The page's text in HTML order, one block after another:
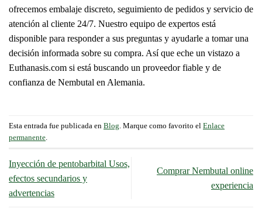
ofrecemos embalaje discreto, seguimiento de pedidos y servicio de
atención al cliente 24/7. Nuestro equipo de expertos está
disponible para responder a sus preguntas y ayudarle a tomar una
decisión informada sobre su compra. Así que eche un vistazo a
Euthanasis.com si está buscando un proveedor fiable y de
confianza de Nembutal en Alemania.
Esta entrada fue publicada en Blog . Marque como favorito el Enlace
permanente
Inyección de pentobarbital Usos,
efectos secundarios y
advertencias
Comprar Nembutal online
experiencia